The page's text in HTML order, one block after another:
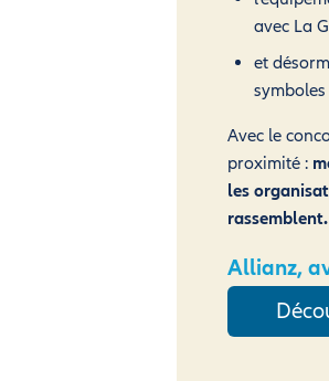
avec La
et
Avec le
proximité :
les
rassemblent.
Allianz,